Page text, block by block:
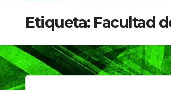
Etiqueta: Facultad